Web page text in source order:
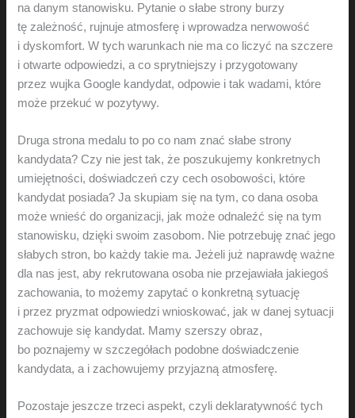
na danym stanowisku. Pytanie o słabe strony burzy
tę zależność, rujnuje atmosferę i wprowadza nerwowość
i dyskomfort. W tych warunkach nie ma co liczyć na szczere
i otwarte odpowiedzi, a co sprytniejszy i przygotowany
przez wujka Google kandydat, odpowie i tak wadami, które
może przekuć w pozytywy.
Druga strona medalu to po co nam znać słabe strony
kandydata? Czy nie jest tak, że poszukujemy konkretnych
umiejętności, doświadczeń czy cech osobowości, które
kandydat posiada? Ja skupiam się na tym, co dana osoba
może wnieść do organizacji, jak może odnaleźć się na tym
stanowisku, dzięki swoim zasobom. Nie potrzebuję znać jego
słabych stron, bo każdy takie ma. Jeżeli już naprawdę ważne
dla nas jest, aby rekrutowana osoba nie przejawiała jakiegoś
zachowania, to możemy zapytać o konkretną sytuację
i przez pryzmat odpowiedzi wnioskować, jak w danej sytuacji
zachowuje się kandydat. Mamy szerszy obraz,
bo poznajemy w szczegółach podobne doświadczenie
kandydata, a i zachowujemy przyjazną atmosferę.
Pozostaje jeszcze trzeci aspekt, czyli deklaratywność tych